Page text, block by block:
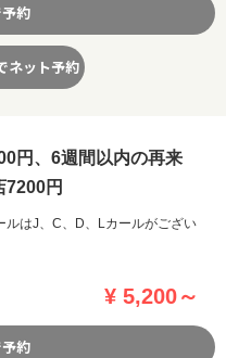
約
ネット予約
円、6週間以内の再来
7200円
はJ、C、D、Lカールがござい
¥ 5,200～
約